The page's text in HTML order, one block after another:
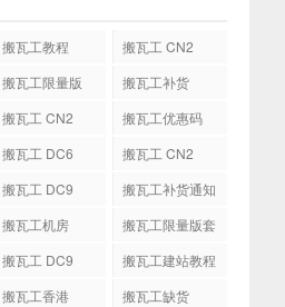
搬瓦工教程
搬瓦工 CN2
搬瓦工限量版
搬瓦工补货
搬瓦工 CN2
搬瓦工优惠码
搬瓦工 DC6
搬瓦工 CN2
搬瓦工 DC9
搬瓦工补货通知
搬瓦工机房
搬瓦工限量版套
搬瓦工 DC9
搬瓦工建站教程
搬瓦工香港 搬瓦工缺货